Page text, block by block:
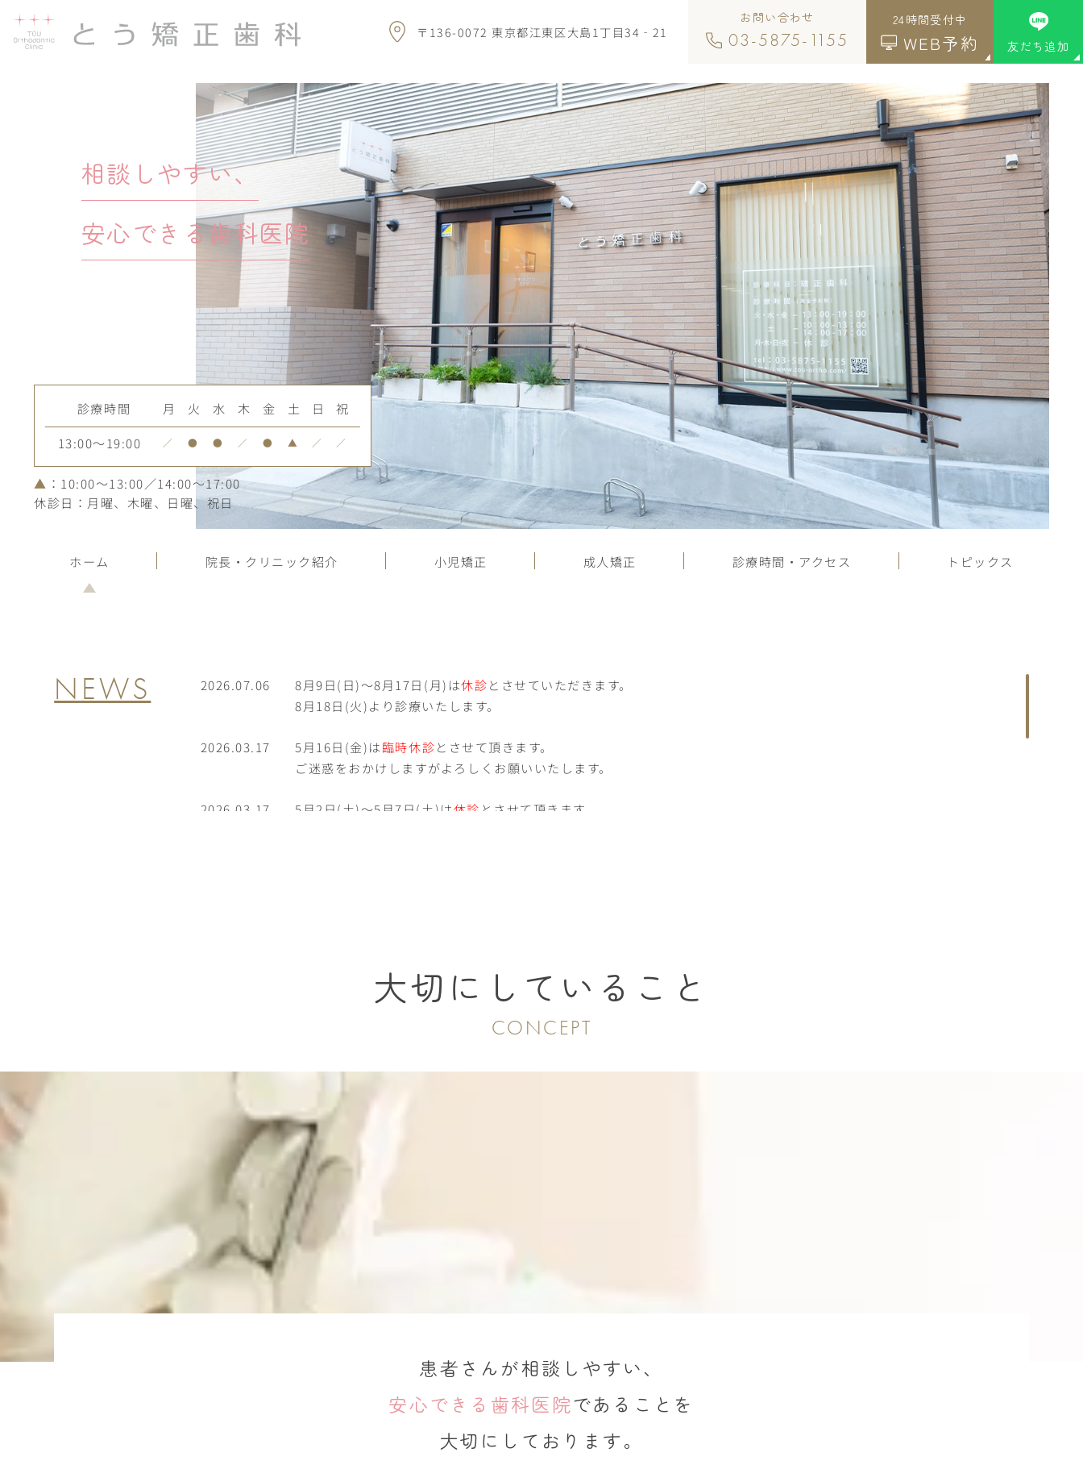
〒136-0072 東京都江東区大島1丁目34‐21
お問い合わせ
03-5875-1155
24時間受付中
WEB予約 友だち追加
相談しやすい、
安心できる歯科医院
診療時間 月 火 水 木 金 土 日
祝
13:00～19:00
／ ● ● ／ ● ▲ ／ ／
▲ ：10:00～13:00／14:00～17:00
休診日：月曜、木曜、日曜、祝日
ホーム 院長・クリニック紹介 小児矯正 成人矯正 診療時間・アクセス トピックス
NEWS 2026.07.06 8月9日(日)～8月17日(月)は休診とさせていただきます。
8月18日(火)より診療いたします。
2026.03.17 5月16日(金)は臨時休診とさせて頂きます。
ご迷惑をおかけしますがよろしくお願いいたします。
2026.03.17 5月2日(土)～5月7日(土)は休診 とさせて頂きます。
大切にしていること
CONCEPT
患者さんが相談しやすい、
安心できる歯科医院であることを
大切にしております。